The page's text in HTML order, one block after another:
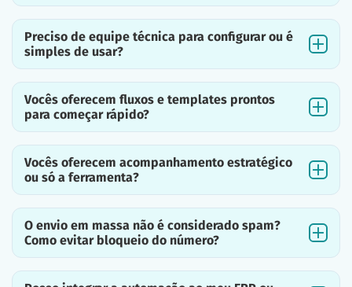
Preciso de equipe técnica para configurar ou é
simples de usar?
Vocês oferecem fluxos e templates prontos
para começar rápido?
Vocês oferecem acompanhamento estratégico
ou só a ferramenta?
O envio em massa não é considerado spam?
Como evitar bloqueio do número?